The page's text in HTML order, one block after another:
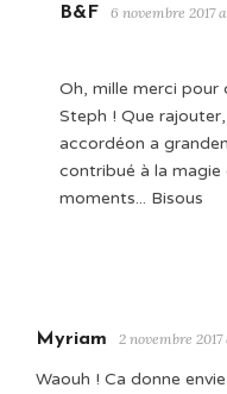
B&F 6 novembre 2017
Oh, mille merci pour
Steph ! Que
accordéon a
contribué à la magie
moments... Bisous
Myriam 2 novembre
Waouh ! Ca donne